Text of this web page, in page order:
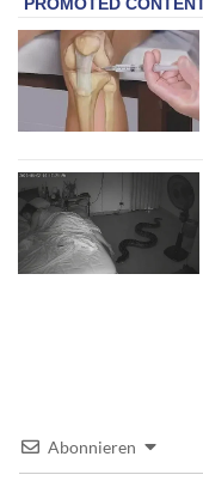
Abonnieren